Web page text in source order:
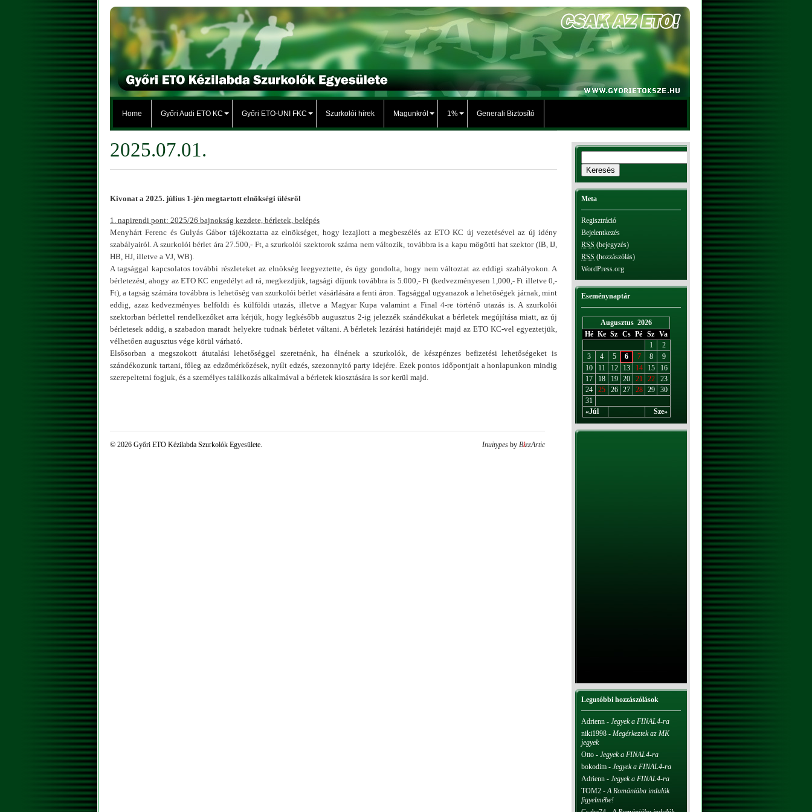
Home Győri Audi ETO KC Győri ETO-UNI FKC Szurkolói hírek Magunkról 1% Generali Biztosító
2025.07.01.
Kivonat a 2025. július 1-jén megtartott elnökségi ülésről
1. napirendi pont: 2025/26 bajnokság kezdete, bérletek, belépés
Menyhárt Ferenc és Gulyás Gábor tájékoztatta az elnökséget, hogy lezajlott a megbeszélés az ETO KC új vezetésével az új idény
szabályairól. A szurkolói bérlet ára 27.500,- Ft, a szurkolói szektorok száma nem változik, továbbra is a kapu mögötti hat szektor (IB, IJ,
HB, HJ, illetve a VJ, WB).
A tagsággal kapcsolatos további részleteket az elnökség leegyeztette, és úgy gondolta, hogy nem változtat az eddigi szabályokon. A
bérletezést, ahogy az ETO KC engedélyt ad rá, megkezdjük, tagsági díjunk továbbra is 5.000,- Ft (kedvezményesen 1,000,- Ft illetve 0,-
Ft), a tagság számára továbbra is lehetőség van szurkolói bérlet vásárlására a fenti áron. Tagsággal ugyanazok a lehetőségek járnak, mint
eddig, azaz kedvezményes belföldi és külföldi utazás, illetve a Magyar Kupa valamint a Final 4-re történő utazás is. A szurkolói
szektorban bérlettel rendelkezőket arra kérjük, hogy legkésőbb augusztus 2-ig jelezzék szándékukat a bérletek megújítása miatt, az új
bérletesek addig, a szabadon maradt helyekre tudnak bérletet váltani. A bérletek lezárási határidejét majd az ETO KC-vel egyeztetjük,
vélhetően augusztus vége körül várható.
Elsősorban a megszokott átutalási lehetőséggel szeretnénk, ha élnének a szurkolók, de készpénzes befizetési lehetőségeket is
szándékozunk tartani, főleg az edzőmérkőzések, nyílt edzés, szezonnyitó party idejére. Ezek pontos időpontjait a honlapunkon mindig
szerepeltetni fogjuk, és a személyes találkozás alkalmával a bérletek kiosztására is sor kerül majd.
Meta
Regisztráció
Bejelentkezés
RSS (bejegyzés)
RSS (hozzászólás)
WordPress.org
Eseménynaptár
Augusztus 2026
Hé Ke Sz Cs Pé Sz Va
«Júl Sze»
1
2
3
4 5 6 7 8
9
10
11 12 13 14 15
16
17
18 19 20 21 22
23
24
25 26 27 28 29
30
31
Legutóbbi hozzászólások
Adrienn - Jegyek a FINAL4-ra
niki1998 - Megérkeztek az MK
jegyek
Otto - Jegyek a FINAL4-ra
bokodim - Jegyek a FINAL4-ra
Adrienn - Jegyek a FINAL4-ra
TOM2 -A Romániába indulók
figyelmébe!
© 2026 Győri ETO Kézilabda Szurkolók Egyesülete. Inuitypes by BizzArtic